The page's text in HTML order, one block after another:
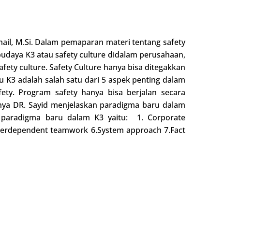
M.Si. Dalam pemaparan materi tentang safety
K3 atau safety culture didalam perusahaan,
culture. Safety Culture hanya bisa ditegakkan
adalah salah satu dari 5 aspek penting dalam
Program safety hanya bisa berjalan secara
DR. Sayid menjelaskan paradigma baru dalam
baru dalam K3 yaitu: 1. Corporate
teamwork 6.System approach 7.Fact